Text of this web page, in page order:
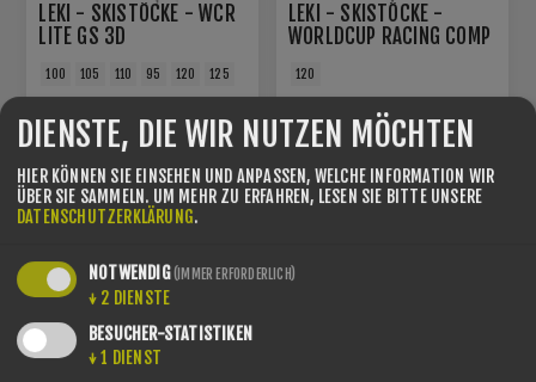
LEKI - SKISTÖCKE - WCR
LITE GS 3D
100 105 110 95 120 125
LEKI - SKISTÖCKE -
WORLDCUP RACING COMP
120
SIE SPAREN -21%
DIENSTE, DIE WIR NUTZEN MÖCHTEN
HIER KÖNNEN SIE EINSEHEN UND ANPASSEN, WELCHE INFORMATION WIR
ÜBER SIE SAMMELN. UM MEHR ZU ERFAHREN, LESEN SIE BITTE UNSERE
DATENSCHUTZERKLÄRUNG.
NOTWENDIG(IMMER ERFORDERLICH)
↓ 2 DIENSTE
BESUCHER-STATISTIKEN
↓ 1 DIENST